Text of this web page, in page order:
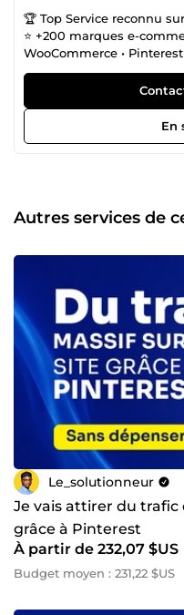
🏆 Top Service reconnu
⭐ +200 marques e-
WooCommerce • Pinterest
Instagram • TikTok • IA 🎯
VOUS ✅ Transformer
vente (Pinterest,
refondre votre boutique
vos visiteurs en acheteurs
Fidéliser vos clients et
engagée autour de votre marque 🤖
publicitaires optimisés •
performances L’IA
dirigent. Chaque marque est différente. C’est pourquoi je
ne propose jamais de
nécessite une approche
offre entièrement
votre demande dépasse
le dirai clairement. 👉 Cliquez sur &quot;Me
contacter&quot;
proposerai une solution
En
Autres services de
Le_solutionneur
Je vais attirer du
grâce à Pinterest
À partir de 232,07 $US
Budget moyen : 231,22 $US